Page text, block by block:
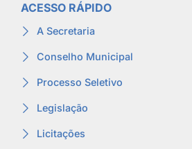
ACESSO RÁPIDO
A Secretaria
Conselho Municipal
Processo Seletivo
Legislação
Licitações